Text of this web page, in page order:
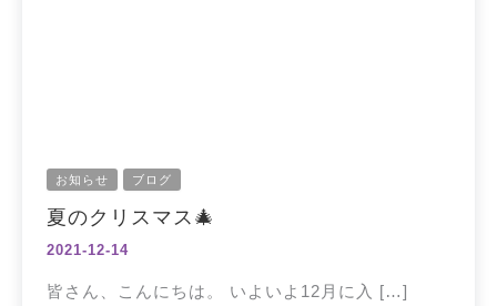
お知らせ ブログ
夏のクリスマス🎄
2021-12-14
皆さん、こんにちは。 いよいよ12月に入 […]